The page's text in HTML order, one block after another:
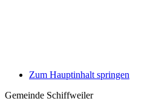
Zum Hauptinhalt springen
Gemeinde Schiffweiler